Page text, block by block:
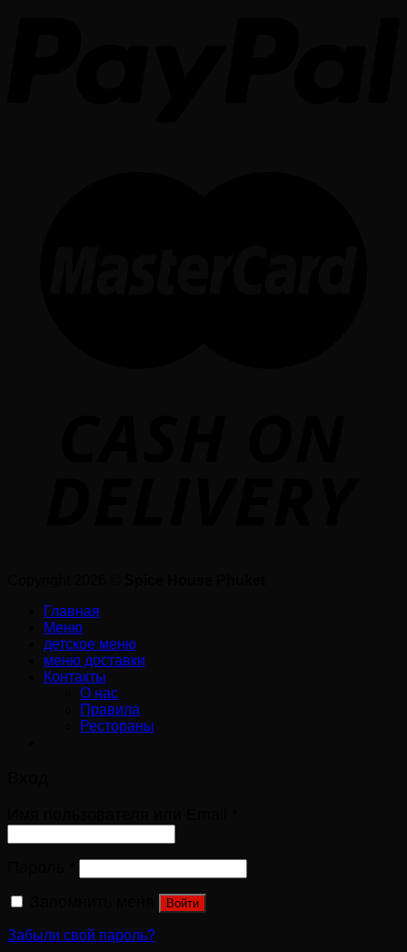
Главная
Меню
детское меню
меню доставки
Контакты
О нас
Правила
Рестораны
Войти
Забыли свой пароль?